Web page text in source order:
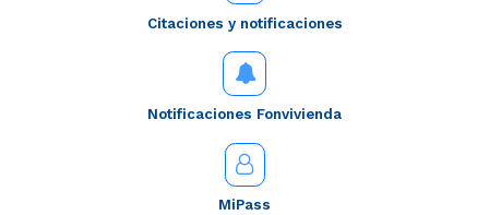
Citaciones y notificaciones
Notificaciones Fonvivienda
MiPass